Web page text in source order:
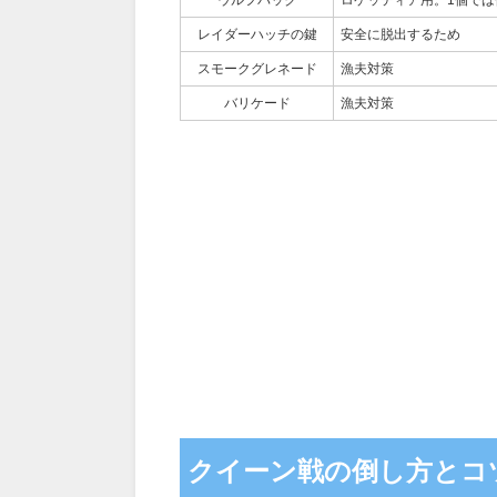
レイダーハッチの鍵 安全に脱出するため
スモークグレネード 漁夫対策
バリケード 漁夫対策
クイーン戦の倒し方とコ